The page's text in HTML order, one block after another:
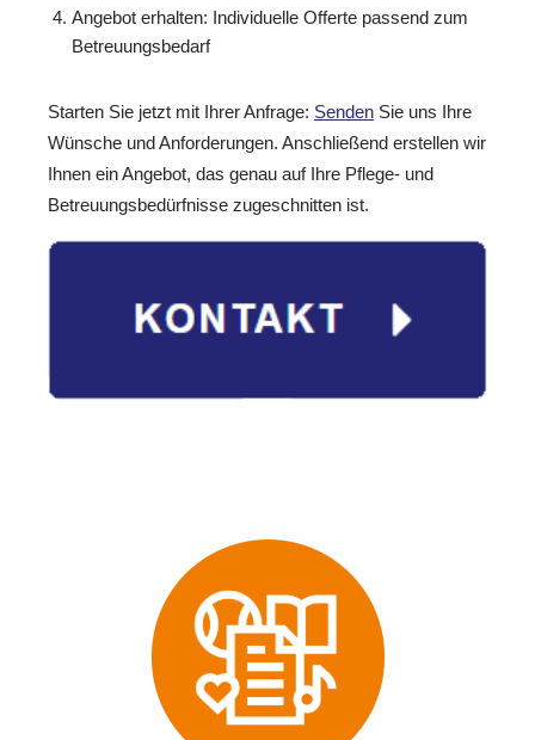
Angebot erhalten: Individuelle Offerte passend zum
Betreuungsbedarf
Starten Sie jetzt mit Ihrer Anfrage: Senden Sie uns Ihre
Wünsche und Anforderungen. Anschließend erstellen wir
Ihnen ein Angebot, das genau auf Ihre Pflege- und
Betreuungsbedürfnisse zugeschnitten ist.